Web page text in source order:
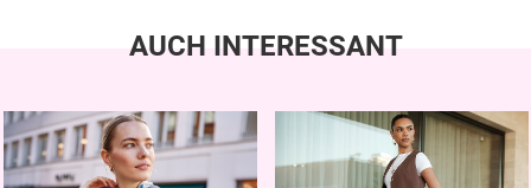
AUCH INTERESSANT